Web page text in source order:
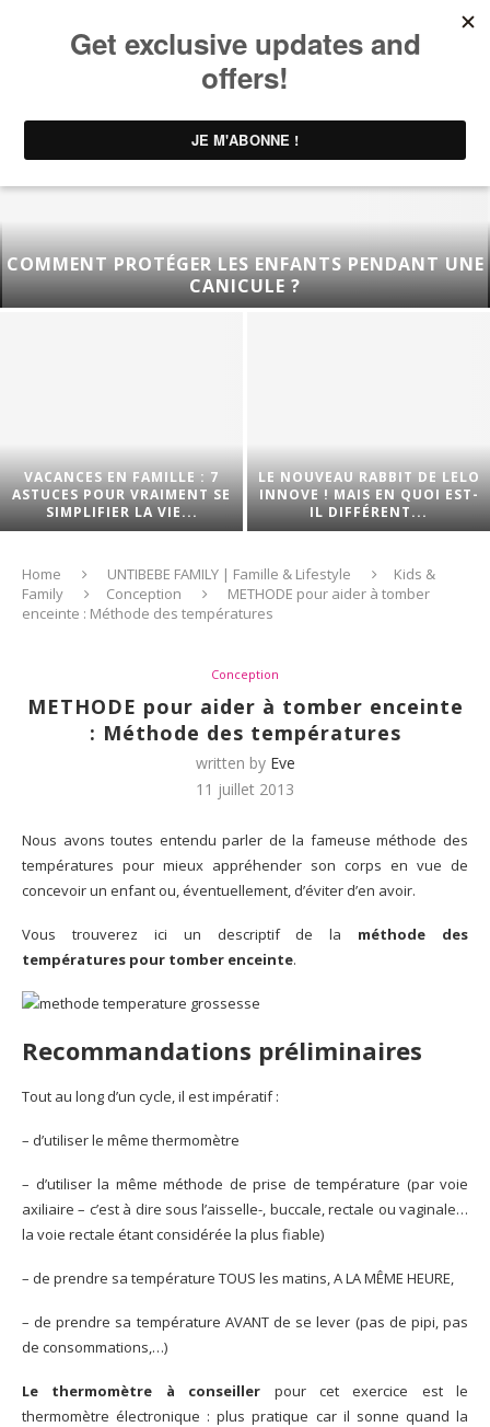
COMMENT PROTÉGER LES ENFANTS PENDANT UNE
CANICULE ?
VACANCES EN FAMILLE : 7
ASTUCES POUR VRAIMENT SE
SIMPLIFIER LA VIE...
LE NOUVEAU RABBIT DE LELO
INNOVE ! MAIS EN QUOI EST-
IL DIFFÉRENT...
Home UNTIBEBE FAMILY | Famille & Lifestyle
Kids &
Family
Conception
METHODE pour aider à tomber
enceinte : Méthode des températures
Conception
METHODE pour aider à tomber enceinte
: Méthode des températures
written by Eve
11 juillet 2013
Nous avons toutes entendu parler de la fameuse méthode des
températures pour mieux appréhender son corps en vue de
concevoir un enfant ou, éventuellement, d’éviter d’en avoir.
Vous trouverez ici un descriptif de la méthode des
températures pour tomber enceinte.
Recommandations préliminaires
Tout au long d’un cycle, il est impératif :
– d’utiliser le même thermomètre
– d’utiliser la même méthode de prise de température (par voie
axiliaire – c’est à dire sous l’aisselle-, buccale, rectale ou vaginale…
la voie rectale étant considérée la plus fiable)
– de prendre sa température TOUS les matins, A LA MÊME HEURE,
– de prendre sa température AVANT de se lever (pas de pipi, pas
de consommations,…)
Le thermomètre à conseiller pour cet exercice est le
thermomètre électronique : plus pratique car il sonne quand la